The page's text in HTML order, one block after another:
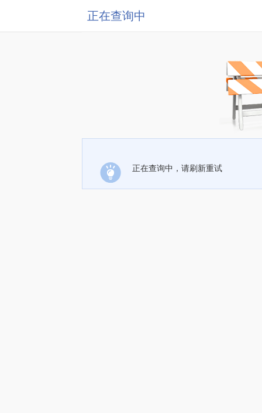
正在查询中
正在查询中，请刷新重试